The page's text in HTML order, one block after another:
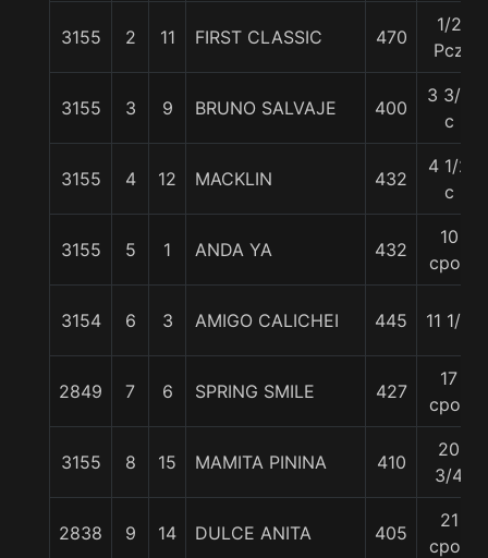
3155 2 11 FIRST CLASSIC 470
1/2
Pcz
3155 3 9 BRUNO SALVAJE 400
3 3/4
c
3155 4 12 MACKLIN 432
4 1/2
c
3155 5 1 ANDA YA 432
10
cpos
3154 6 3 AMIGO CALICHEI 445 11 1/4
2849 7 6 SPRING SMILE 427
17
cpos
3155 8 15 MAMITA PININA 410
20
3/4
2838 9 14 DULCE ANITA 405
21
cpos